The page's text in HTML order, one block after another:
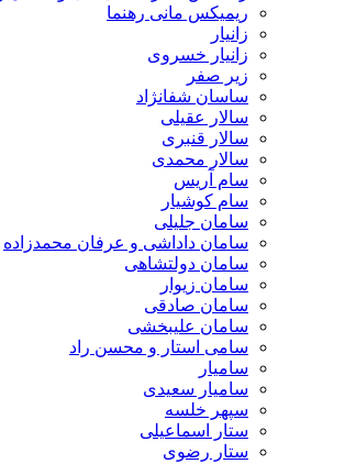
ریمیکس مانی رهنما
زانیار
زانیار خسروی
زیر صفر
ساسان شفانژاد
سالار عقیلی
سالار قنبری
سالار محمدی
سام آریس
سام کوشیار
سامان جلیلی
سامان داداشی و عرفان محمدزاده
سامان دولتشاهی
سامان زیوار
سامان صادقی
سامان علیبخشی
سامی استار و محسن راد
سامیار
سامیار سعیدی
سپهر خلسه
ستار اسماعیلی
ستار رضوی